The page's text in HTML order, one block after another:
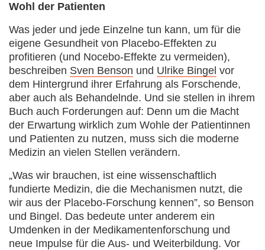
Wohl der Patienten
Was jeder und jede Einzelne tun kann, um für die
eigene Gesundheit von Placebo-Effekten zu
profitieren (und Nocebo-Effekte zu vermeiden),
beschreiben Sven Benson und Ulrike Bingel vor
dem Hintergrund ihrer Erfahrung als Forschende,
aber auch als Behandelnde. Und sie stellen in ihrem
Buch auch Forderungen auf: Denn um die Macht
der Erwartung wirklich zum Wohle der Patientinnen
und Patienten zu nutzen, muss sich die moderne
Medizin an vielen Stellen verändern.
„Was wir brauchen, ist eine wissenschaftlich
fundierte Medizin, die die Mechanismen nutzt, die
wir aus der Placebo-Forschung kennen”, so Benson
und Bingel. Das bedeute unter anderem ein
Umdenken in der Medikamentenforschung und
neue Impulse für die Aus- und Weiterbildung. Vor